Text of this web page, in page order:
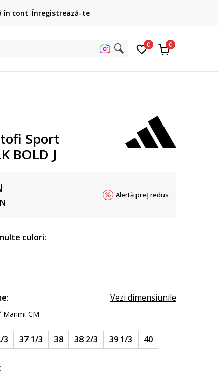
Cumpără acum, plateste mai târziu
fără dobândă fără card de credit cu Klarna
în cont Înregistrează-te
0 0
Sport
BOLD J
Alertă preț redus
culori:
Vezi dimensiunile
Marimi CM
3 37 1/3 38 38 2/3 39 1/3 40